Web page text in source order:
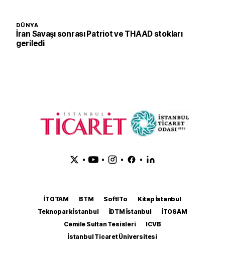
DÜNYA
İran Savaşı sonrası Patriot ve THAAD stokları
geriledi
• • • •
İTOTAM BTM SoftITo
Kitap İstanbul
Teknopark İstanbul
İDTM İstanbul
İTOSAM
Cemile Sultan Tesisleri
ICVB
İstanbul Ticaret Üniversitesi